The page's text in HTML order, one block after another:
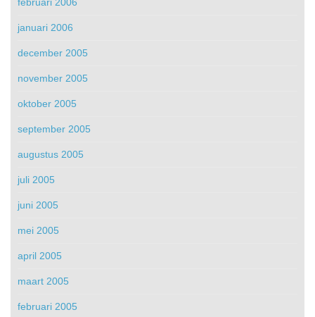
januari 2006
december 2005
november 2005
oktober 2005
september 2005
augustus 2005
juli 2005
juni 2005
mei 2005
april 2005
maart 2005
februari 2005